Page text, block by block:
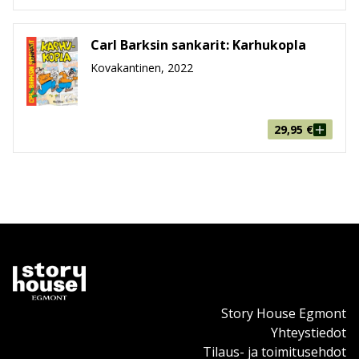
Carl Barksin sankarit: Karhukopla
Kovakantinen, 2022
29,95 €
Story House Egmont
Yhteystiedot
Tilaus- ja toimitusehdot